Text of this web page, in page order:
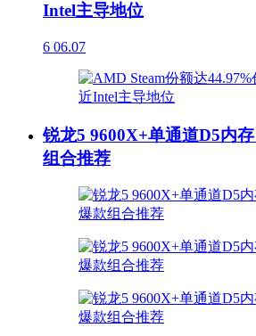
Intel主导地位
6 06.07
锐龙5 9600X+单通道D5内
组合推荐